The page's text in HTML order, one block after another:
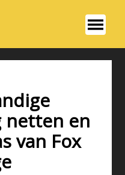
netten en
van Fox